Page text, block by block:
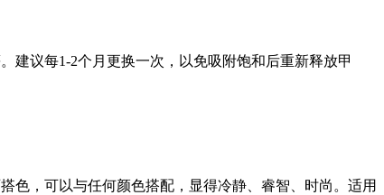
建议每1-2个月更换一次，以免吸附饱和后重新释放甲
色，可以与任何颜色搭配，显得冷静、睿智、时尚。适用